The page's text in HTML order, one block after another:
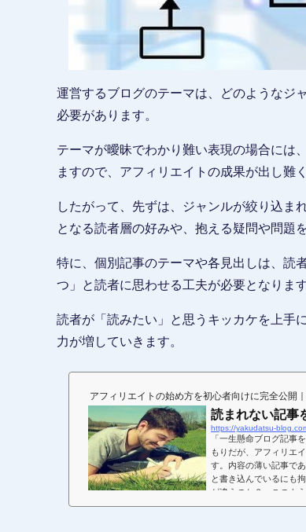
運営するブログのテーマは、どのようなジ
必要があります。
テーマが曖昧でわかり難い表現の場合には
ますので、アフィリエイトの成果が出し難
したがって、先ずは、ジャンルが絞り込ま
となる読者層の好みや、抱える疑問や問題
特に、個別記事のテーマや各見出しは、読
つ」と読者に思わせる工夫が必要となります
読者が「読みたい」と思うキッカケを上手
力が増していきます。
アフィリエイトの始め方を初心者向けに完全公開
読まれない記事
https://yakudatsu-
「一生懸命ブログ記事
もりだが、アフィリエ
す。内容の薄い記事で
と書き込んでいるにも
が違うのか？」このよ
むか読...